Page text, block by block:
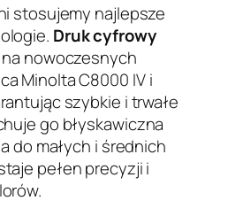
stosujemy najlepsze
Druk cyfrowy
nowoczesnych
Minolta C8000 IV i
szybkie i trwałe
go błyskawiczna
do małych i średnich
pełen precyzji i